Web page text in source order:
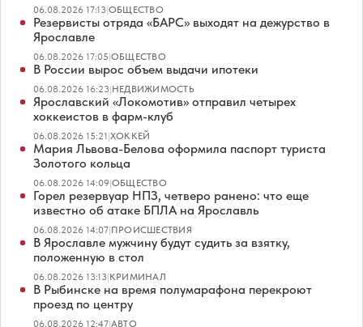
06.08.2026 17:13|ОБЩЕСТВО
Резервисты отряда «БАРС» выходят на дежурство в
Ярославле
06.08.2026 17:05|ОБЩЕСТВО
В России вырос объем выдачи ипотеки
06.08.2026 16:23|НЕДВИЖИМОСТЬ
Ярославский «Локомотив» отправил четырех
хоккеистов в фарм-клуб
06.08.2026 15:21|ХОККЕЙ
Мария Львова-Белова оформила паспорт туриста
Золотого кольца
06.08.2026 14:09|ОБЩЕСТВО
Горел резервуар НПЗ, четверо ранено: что еще
известно об атаке БПЛА на Ярославль
06.08.2026 14:07|ПРОИСШЕСТВИЯ
В Ярославле мужчину будут судить за взятку,
положенную в стол
06.08.2026 13:13|КРИМИНАЛ
В Рыбинске на время полумарафона перекроют
проезд по центру
06.08.2026 12:47|АВТО